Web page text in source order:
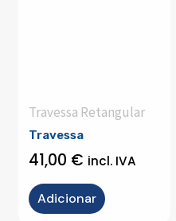
Travessa Retangular
Travessa
41,00 € incl. IVA
Adicionar